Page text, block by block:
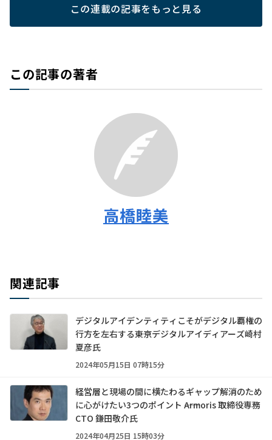
この連載の記事をもっと見る
この記事の著者
高橋睦美
関連記事
デジタルアイデンティティこそがデジタル覇権の
行方を左右する――東京デジタルアイディアーズ崎村
夏彦氏
2024年05月15日 07時15分
経営層と現場の間に横たわるギャップ解消のため
に心がけたい3つのポイント ――Armoris 取締役専務
CTO 鎌田敬介氏
2024年04月25日 15時03分